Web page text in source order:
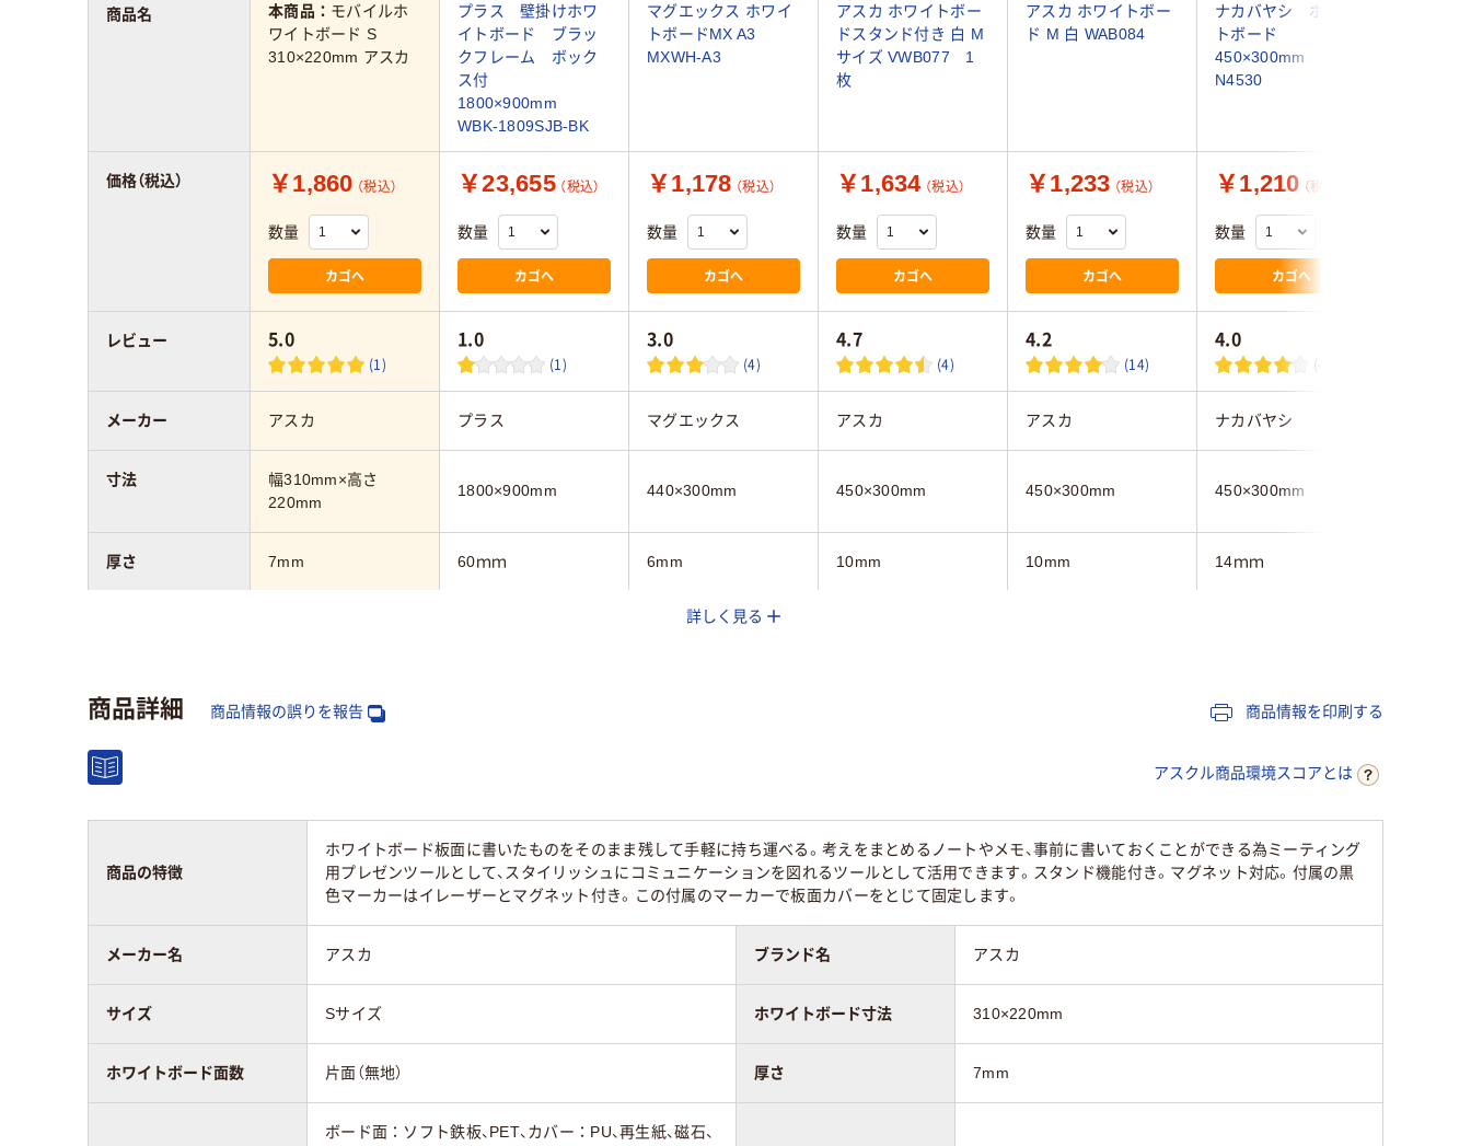
本商品： モバイルホ
ワイトボード S
310×220mm アスカ
プラス 壁掛けホワ
イトボード ブラッ
クフレーム ボック
ス付
1800×900mm
WBK-1809SJB-BK
マグエックス ホワイ
トボードMX A3
MXWH-A3
アスカ ホワイトボー
ドスタンド付き 白 M
サイズ VWB077 1
枚
アスカ ホワイトボー
ド M 白 WAB084
ナカバヤシ ホワイ
トボード
450×300mm WBP-
N4530
￥1,860 （税込）
数量
カゴへ
￥23,655 （税込）
数量
カゴへ
￥1,178 （税込）
数量
カゴへ
￥1,634 （税込）
数量
カゴへ
￥1,233 （税込）
数量
カゴへ
￥1,210 （税込）
数量
カゴへ
5.0
(1)
1.0
(1)
3.0
(4)
4.7
(4)
4.2
(14)
4.0
(4)
アスカ プラス マグエックス アスカ アスカ ナカバヤシ
幅310mm×高さ
220mm
1800×900mm 440×300mm 450×300mm 450×300mm 450×300mm
7mm 60ｍｍ 6mm 10mm 10mm 14ｍｍ
440mm
ホワイト系 ブラック系 ホワイト系 ホワイト系 ホワイト系 ホワイト系
商品名
価格（税込）
レビュー
メーカー
寸法
厚さ
数
カラーグループ
詳しく見る
商品詳細 商品情報の誤りを報告 商品情報を印刷する
アスクル商品環境スコアとは
商品の特徴
ホワイトボード板面に書いたものをそのまま残して手軽に持ち運べる。考えをまとめるノートやメモ、事前に書いておくことができる為ミーティング
用プレゼンツールとして、スタイリッシュにコミュニケーションを図れるツールとして活用できます。スタンド機能付き。マグネット対応。付属の黒
色マーカーはイレーザーとマグネット付き。この付属のマーカーで板面カバーをとじて固定します。
メーカー名 アスカ ブランド名 アスカ
サイズ Sサイズ ホワイトボード寸法 310×220mm
ホワイトボード面数 片面（無地） 厚さ 7mm
ボード面：ソフト鉄板、PET、カバー：PU、再生紙、磁石、